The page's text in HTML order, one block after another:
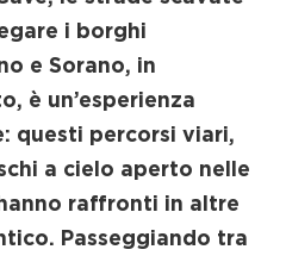
i borghi
e Sorano, in
è un’esperienza
questi percorsi viari,
a cielo aperto nelle
raffronti in altre
Passeggiando tra